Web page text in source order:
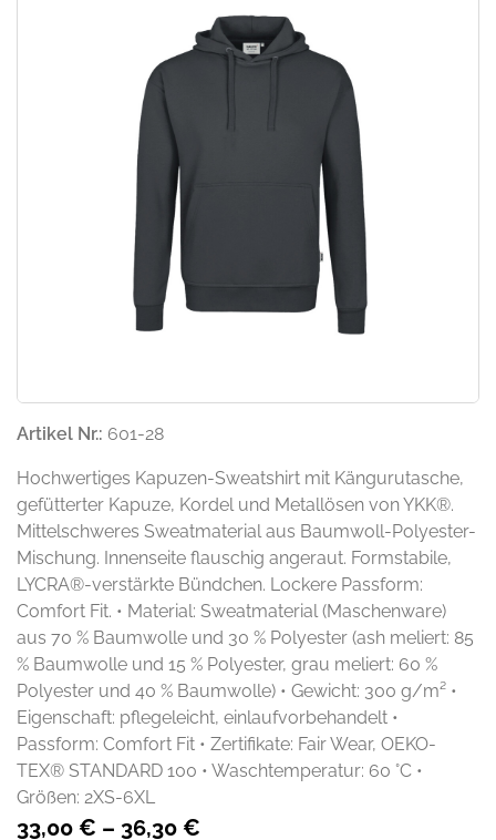
Artikel Nr.: 601-28
Hochwertiges Kapuzen-Sweatshirt mit Kängurutasche,
gefütterter Kapuze, Kordel und Metallösen von YKK®.
Mittelschweres Sweatmaterial aus Baumwoll-Polyester-
Mischung. Innenseite flauschig angeraut. Formstabile,
LYCRA®-verstärkte Bündchen. Lockere Passform:
Comfort Fit. • Material: Sweatmaterial (Maschenware)
aus 70 % Baumwolle und 30 % Polyester (ash meliert: 85
% Baumwolle und 15 % Polyester, grau meliert: 60 %
Polyester und 40 % Baumwolle) • Gewicht: 300 g/m² •
Eigenschaft: pflegeleicht, einlaufvorbehandelt •
Passform: Comfort Fit • Zertifikate: Fair Wear, OEKO-
TEX® STANDARD 100 • Waschtemperatur: 60 °C •
Größen: 2XS-6XL
33,00 € – 36,30 €